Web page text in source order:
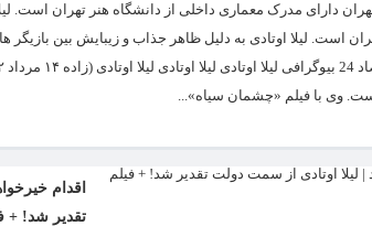
۱۳۶۲ در محله شمیران ، تهران دارای مدرک معماری داخلی از
وی با فیلم «چشمان سیاه»...
اقدام
تقدیر شد! +